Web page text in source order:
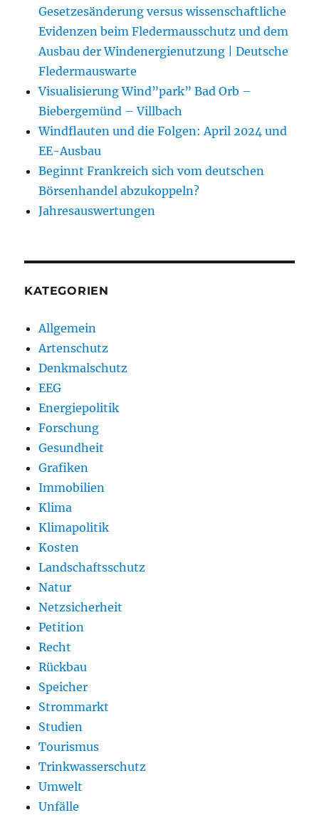
Gesetzesänderung versus wissenschaftliche
Evidenzen beim Fledermausschutz und dem
Ausbau der Windenergienutzung | Deutsche
Fledermauswarte
Visualisierung Wind”park” Bad Orb –
Biebergemünd – Villbach
Windflauten und die Folgen: April 2024 und
EE-Ausbau
Beginnt Frankreich sich vom deutschen
Börsenhandel abzukoppeln?
Jahresauswertungen
KATEGORIEN
Allgemein
Artenschutz
Denkmalschutz
EEG
Energiepolitik
Forschung
Gesundheit
Grafiken
Immobilien
Klima
Klimapolitik
Kosten
Landschaftsschutz
Natur
Netzsicherheit
Petition
Recht
Rückbau
Speicher
Strommarkt
Studien
Tourismus
Trinkwasserschutz
Umwelt
Unfälle